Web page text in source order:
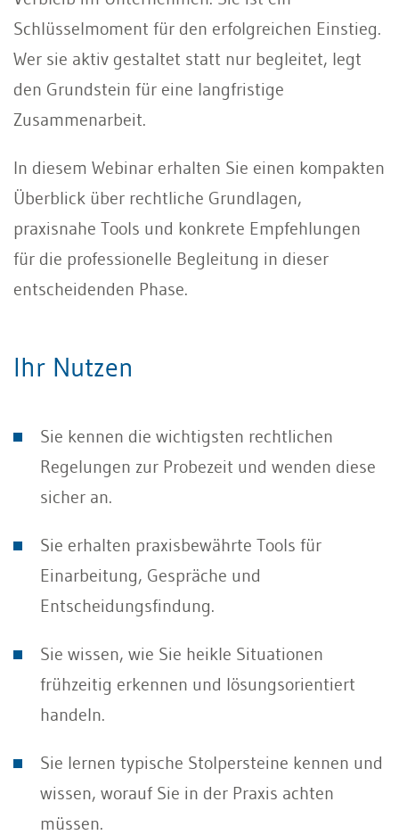
Schlüsselmoment für den erfolgreichen Einstieg.
Wer sie aktiv gestaltet statt nur begleitet, legt
den Grundstein für eine langfristige
Zusammenarbeit.
In diesem Webinar erhalten Sie einen kompakten
Überblick über rechtliche Grundlagen,
praxisnahe Tools und konkrete Empfehlungen
für die professionelle Begleitung in dieser
entscheidenden Phase.
Ihr Nutzen
Sie kennen die wichtigsten rechtlichen
Regelungen zur Probezeit und wenden diese
sicher an.
Sie erhalten praxisbewährte Tools für
Einarbeitung, Gespräche und
Entscheidungsfindung.
Sie wissen, wie Sie heikle Situationen
frühzeitig erkennen und lösungsorientiert
handeln.
Sie lernen typische Stolpersteine kennen und
wissen, worauf Sie in der Praxis achten
müssen.